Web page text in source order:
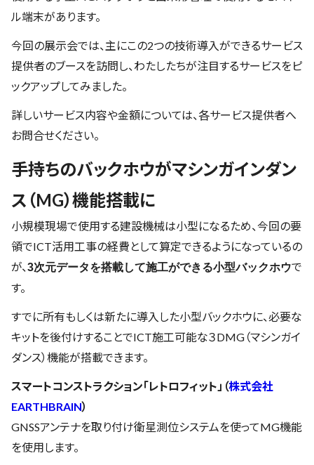
ル端末があります。
今回の展示会では、主にこの2つの技術導入ができるサービス
提供者のブースを訪問し、わたしたちが注目するサービスをピ
ックアップしてみました。
詳しいサービス内容や金額については、各サービス提供者へ
お問合せください。
手持ちのバックホウがマシンガインダン
ス（MG）機能搭載に
小規模現場で使用する建設機械は小型になるため、今回の要
領でICT活用工事の経費として算定できるようになっているの
が、3次元データを搭載して施工ができる小型バックホウで
す。
すでに所有もしくは新たに導入した小型バックホウに、必要な
キットを後付けすることでICT施工可能な３DMG（マシンガイ
ダンス）機能が搭載できます。
スマートコンストラクション「レトロフィット」（株式会社
EARTHBRAIN）
GNSSアンテナを取り付け衛星測位システムを使ってMG機能
を使用します。